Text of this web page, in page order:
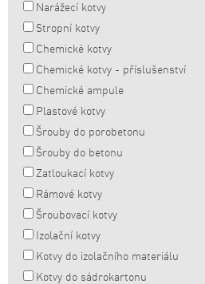
Narážecí kotvy
Stropní kotvy
Chemické kotvy
Chemické kotvy - příslušenství
Chemické ampule
Plastové kotvy
Šrouby do porobetonu
Šrouby do betonu
Zatloukací kotvy
Rámové kotvy
Šroubovací kotvy
Izolační kotvy
Kotvy do izolačního materiálu
Kotvy do sádrokartonu